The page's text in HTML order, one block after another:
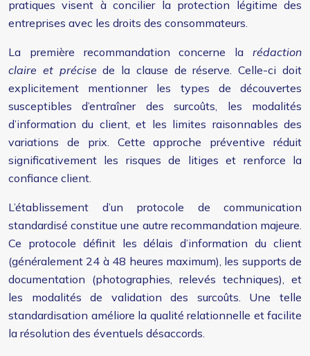
pratiques visent à concilier la protection légitime des
entreprises avec les droits des consommateurs.
La première recommandation concerne la rédaction
claire et précise de la clause de réserve. Celle-ci doit
explicitement mentionner les types de découvertes
susceptibles d’entraîner des surcoûts, les modalités
d’information du client, et les limites raisonnables des
variations de prix. Cette approche préventive réduit
significativement les risques de litiges et renforce la
confiance client.
L’établissement d’un protocole de communication
standardisé constitue une autre recommandation majeure.
Ce protocole définit les délais d’information du client
(généralement 24 à 48 heures maximum), les supports de
documentation (photographies, relevés techniques), et
les modalités de validation des surcoûts. Une telle
standardisation améliore la qualité relationnelle et facilite
la résolution des éventuels désaccords.